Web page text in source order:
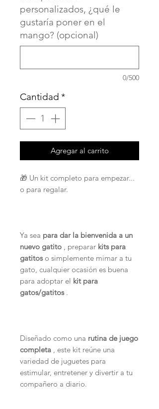
personalizados, ¿qué le
gustaría poner en el
mango? (opcional)
0/500
Cantidad *
Agregar al carrito
🎁 Un kit completo para empezar...
o para regalar.
Ya sea para dar la bienvenida a un
nuevo gatito , preparar kits para
gatitoso simplemente mimar a tu
gato, cualquier ocasión es buena
para adoptar el kit para
gatos/gatitos.
Diseñado como una rutina de juego
completa , este kit reúne una
variedad de juguetes para
estimular, entretener y divertir a tu
compañero a diario.